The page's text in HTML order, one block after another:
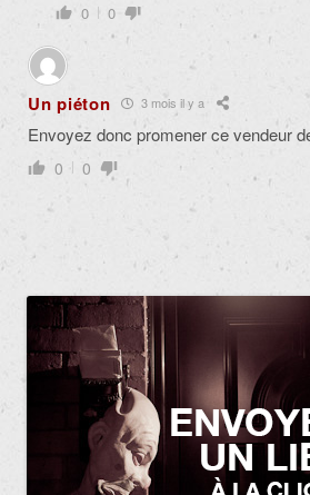
0 0
Un piéton 3 mois il y a
Envoyez donc promener ce vendeur
0 0